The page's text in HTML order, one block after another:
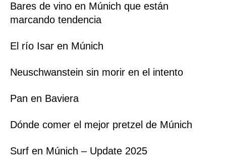
Bares de vino en Múnich que están
marcando tendencia
El río Isar en Múnich
Neuschwanstein sin morir en el intento
Pan en Baviera
Dónde comer el mejor pretzel de Múnich
Surf en Múnich – Update 2025